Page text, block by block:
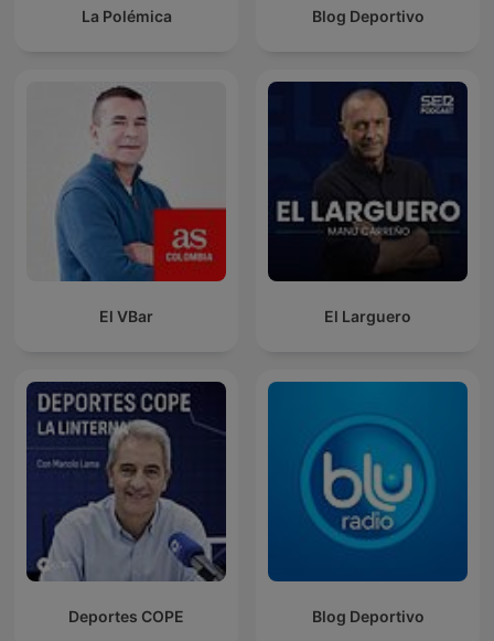
La Polémica Blog Deportivo
El VBar El Larguero
Deportes COPE Blog Deportivo